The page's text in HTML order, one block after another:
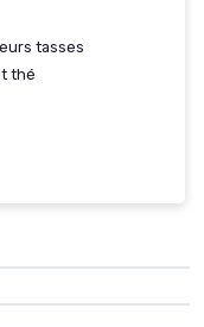
tasses
thé